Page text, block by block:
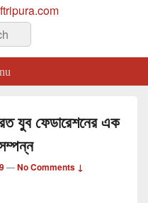
online news & infotainment portal
যুব ফেডারেশনের এক
—No Comments ↓